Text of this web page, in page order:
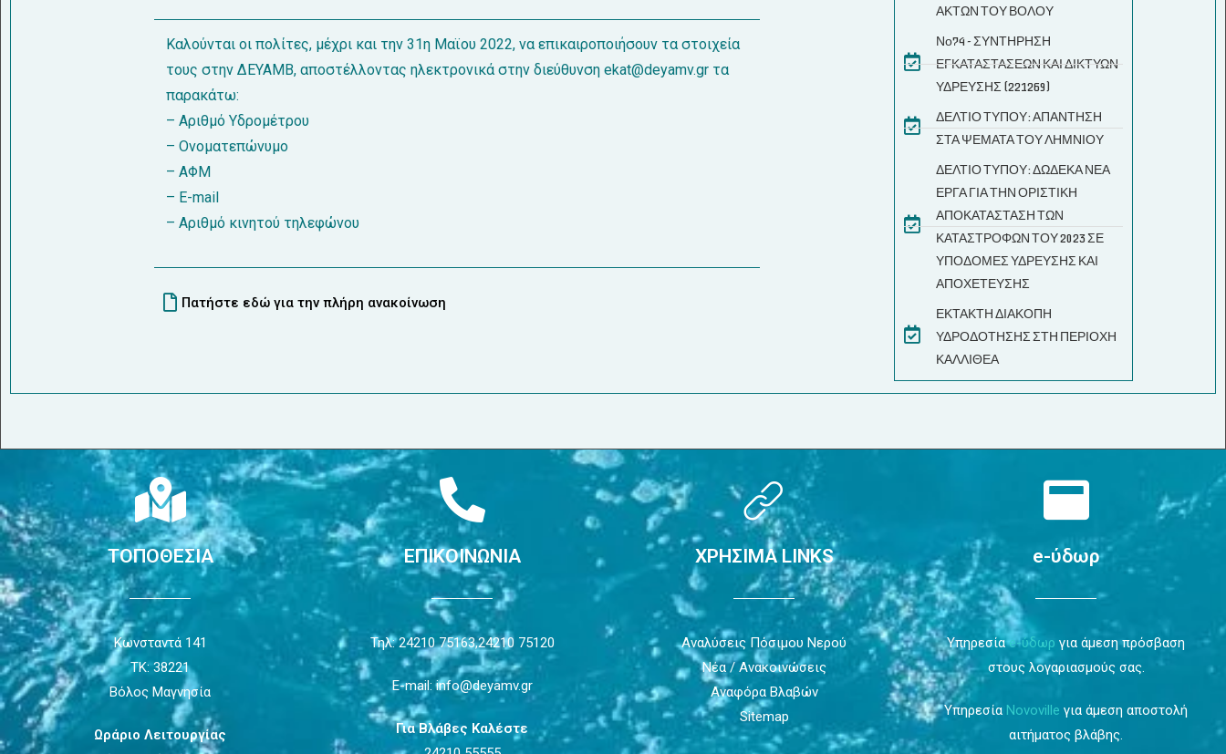
Καλούνται οι πολίτες, μέχρι και την 31η Μαϊου 2022, να επικαιροποιήσουν τα στοιχεία
τους στην ΔΕΥΑΜΒ, αποστέλλοντας ηλεκτρονικά στην διεύθυνση ekat@deyamv.gr τα
παρακάτω:
– Αριθμό Υδρομέτρου
– Ονοματεπώνυμο
– ΑΦΜ
– E-mail
– Aριθμό κινητού τηλεφώνου
Πατήστε εδώ για την πλήρη ανακοίνωση
ΑΚΤΩΝ ΤΟΥ ΒΟΛΟΥ
Νο74 - ΣΥΝΤΗΡΗΣΗ
ΕΓΚΑΤΑΣΤΑΣΕΩΝ ΚΑΙ ΔΙΚΤΥΩΝ
ΥΔΡΕΥΣΗΣ (221269)
ΔΕΛΤΙΟ ΤΥΠΟΥ: ΑΠΑΝΤΗΣΗ
ΣΤΑ ΨΕΜΑΤΑ ΤΟΥ ΛΗΜΝΙΟΥ
ΔΕΛΤΙΟ ΤΥΠΟΥ: ΔΩΔΕΚΑ ΝΕΑ
ΕΡΓΑ ΓΙΑ ΤΗΝ ΟΡΙΣΤΙΚΗ
ΑΠΟΚΑΤΑΣΤΑΣΗ ΤΩΝ
ΚΑΤΑΣΤΡΟΦΩΝ ΤΟΥ 2023 ΣΕ
ΥΠΟΔΟΜΕΣ ΥΔΡΕΥΣΗΣ ΚΑΙ
ΑΠΟΧΕΤΕΥΣΗΣ
ΕΚΤΑΚΤΗ ΔΙΑΚΟΠΗ
ΥΔΡΟΔΟΤΗΣΗΣ ΣΤΗ ΠΕΡΙΟΧΗ
ΚΑΛΛΙΘΕΑ
ΤΟΠΟΘΕΣΙΑ
Κωνσταντά 141
ΤΚ: 38221
Βόλος Μαγνησία
Ωράριο Λειτουργίας
ΕΠΙΚΟΙΝΩΝΙΑ
Τηλ: 24210 75163,24210 75120
E-mail: info@deyamv.gr
Για Βλάβες Καλέστε
ΧΡΗΣΙΜΑ LINKS
Αναλύσεις Πόσιμου Νερού
Νέα / Ανακοινώσεις
Αναφόρα Βλαβών
Sitemap
e-ύδωρ
Υπηρεσίαe-ύδωρ για άμεση πρόσβαση
στους λογαριασμούς σας.
Υπηρεσία Novoville για άμεση αποστολή
αιτήματος βλάβης.